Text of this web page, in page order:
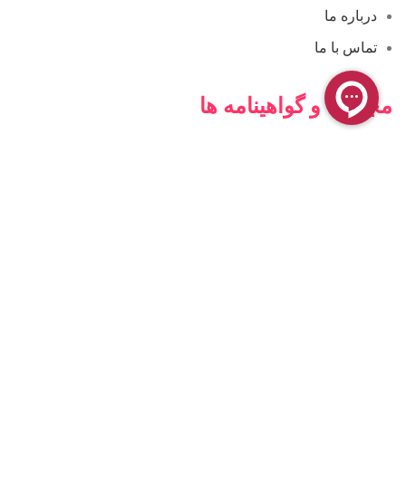
درباره ما
تماس با ما
مجوزها و گواهینامه ها